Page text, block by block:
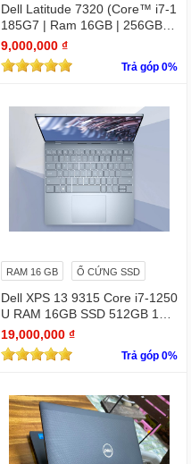
Dell Latitude 7320 (Core™ i7-1
185G7 | Ram 16GB | 256GB S
SD | 13.3 inch FHD)
9,000,000 ₫
Trả góp 0%
RAM 16 GB Ổ CỨNG SSD
Dell XPS 13 9315 Core i7-1250
U RAM 16GB SSD 512GB 13.
4" 4K Touchscreen
19,000,000 ₫
Trả góp 0%